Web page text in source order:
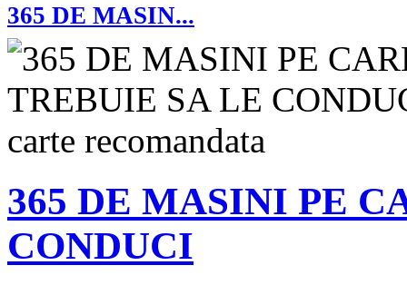
365 DE MASIN...
365 DE MASINI PE
CONDUCI